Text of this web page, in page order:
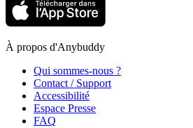
À propos d'Anybuddy
Qui sommes-nous ?
Contact / Support
Accessibilité
Espace Presse
FAQ